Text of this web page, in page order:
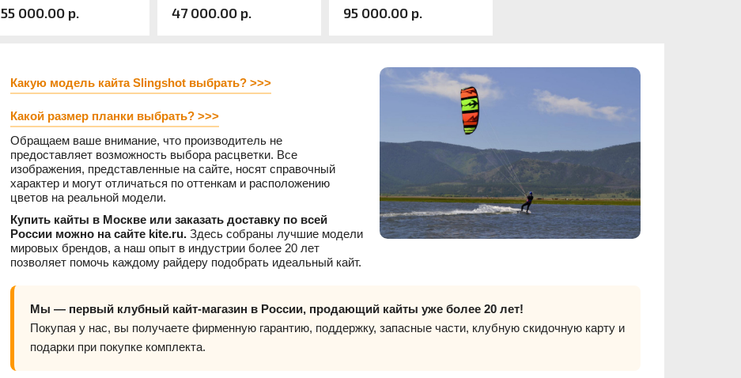
55 000.00 р.
Размер
47 000.00 р.
Размер
95 000.00 р.
Размер
Какую модель кайта Slingshot выбрать? >>>
Какой размер планки выбрать? >>>
Обращаем ваше внимание, что производитель не
предоставляет возможность выбора расцветки. Все
изображения, представленные на сайте, носят справочный
характер и могут отличаться по оттенкам и расположению
цветов на реальной модели.
Купить кайты в Москве или заказать доставку по всей
России можно на сайте kite.ru.Здесь собраны лучшие модели
мировых брендов, а наш опыт в индустрии более 20 лет
позволяет помочь каждому райдеру подобрать идеальный кайт.
Мы — первый клубный кайт-магазин в России, продающий кайты уже более 20 лет!
Покупая у нас, вы получаете фирменную гарантию, поддержку, запасные части, клубную скидочную карту и
подарки при покупке комплекта.